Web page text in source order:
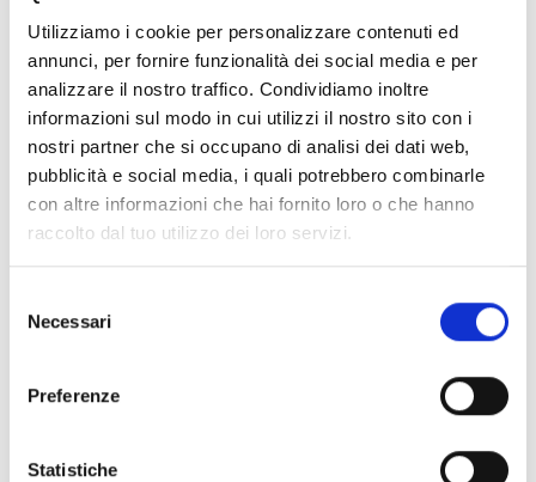
Utilizziamo i cookie per personalizzare contenuti ed
annunci, per fornire funzionalità dei social media e per
analizzare il nostro traffico. Condividiamo inoltre
informazioni sul modo in cui utilizzi il nostro sito con i
nostri partner che si occupano di analisi dei dati web,
pubblicità e social media, i quali potrebbero combinarle
con altre informazioni che hai fornito loro o che hanno
raccolto dal tuo utilizzo dei loro servizi.
delNecessari
Preferenze
Statistiche